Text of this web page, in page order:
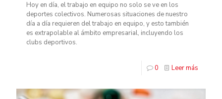
Hoy en día, el trabajo en equipo no solo se ve en los
deportes colectivos. Numerosas situaciones de nuestro
día a día requieren del trabajo en equipo, y esto también
es extrapolable al ámbito empresarial, incluyendo los
clubs deportivos.
0 Leer más